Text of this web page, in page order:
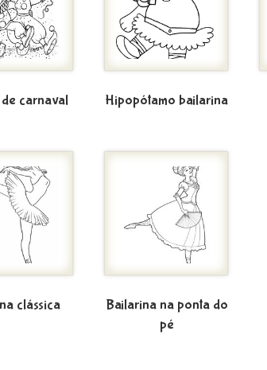
carnaval Hipopótamo bailarina
clássica
Bailarina na ponta do
pé